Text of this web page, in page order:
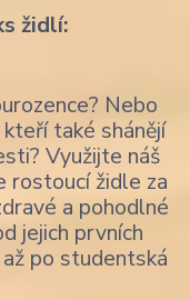
židlí:
Nebo
také shánějí
Využijte náš
rostoucí židle za
a pohodlné
jejich prvních
po studentská